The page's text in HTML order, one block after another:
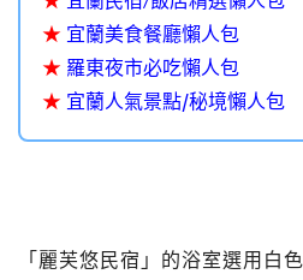
★ 宜蘭美食餐廳懶人包
★ 羅東夜市必吃懶人包
★ 宜蘭人氣景點/秘境懶人包
「麗芙悠民宿」的浴室選用白